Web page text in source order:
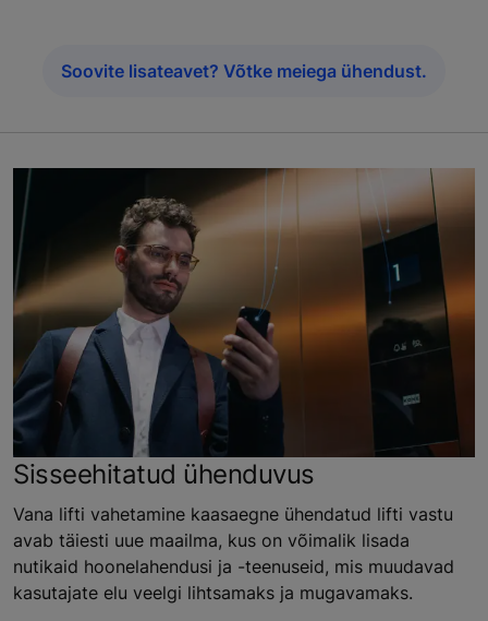
Soovite lisateavet? Võtke meiega ühendust.
Sisseehitatud ühenduvus
Vana lifti vahetamine kaasaegne ühendatud lifti vastu
avab täiesti uue maailma, kus on võimalik lisada
nutikaid hoonelahendusi ja -teenuseid, mis muudavad
kasutajate elu veelgi lihtsamaks ja mugavamaks.